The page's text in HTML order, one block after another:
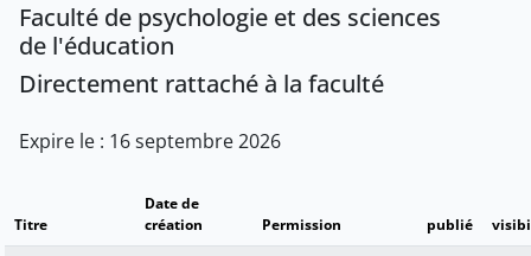
Faculté de psychologie et des sciences
de l'éducation
Directement rattaché à la faculté
Expire le : 16 septembre 2026
Titre
Date de
création
Permission publié